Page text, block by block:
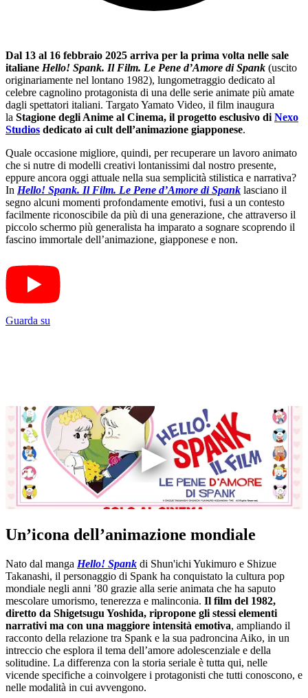
Dal 13 al 16 febbraio 2025 arriva per la prima volta nelle sale
italiane Hello! Spank. Il Film. Le Pene d’Amore di Spank (uscito
originariamente nel lontano 1982), lungometraggio dedicato al
celebre cagnolino protagonista di una delle serie animate più amate
dagli spettatori italiani. Targato Yamato Video, il film inaugura
la Stagione degli Anime al Cinema, il progetto esclusivo di Nexo
Studios dedicato ai cult dell’animazione giapponese.
Quale occasione migliore, quindi, per recuperare un lavoro animato
che si nutre di modelli creativi lontanissimi dal nostro presente,
eppure ancora oggi attuale nella sua semplicità stilistica e narrativa?
In Hello! Spank. Il Film. Le Pene d’Amore di Spank lasciano il
segno alcuni momenti profondamente emotivi, fusi a un contesto
facilmente riconoscibile da più di una generazione, che attraverso il
piccolo schermo più generalista ha imparato a sognare scoprendo il
fascino immortale dell’animazione, giapponese e non.
Guarda su
Un’icona dell’animazione mondiale
Nato dal manga Hello! Spank di Shun'ichi Yukimuro e Shizue
Takanashi, il personaggio di Spank ha conquistato la cultura pop
mondiale negli anni ’80 grazie alla serie animata che ha saputo
mescolare umorismo, tenerezza e malinconia. Il film del 1982,
diretto da Shigetsugu Yoshida, ripropone gli stessi elementi
narrativi ma con una maggiore intensità emotiva, ampliando il
racconto della relazione tra Spank e la sua padroncina Aiko, in un
intreccio che esplora il tema dell’amore adolescenziale e della
solitudine. La differenza con la storia seriale è tutta qui, nelle
vicende specifiche a coinvolgere i protagonisti che tutti conoscono, e
nelle modalità in cui avvengono.